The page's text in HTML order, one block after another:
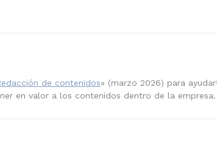
de contenidos» (marzo 2026) para
en valor a los contenidos dentro de la empresa.